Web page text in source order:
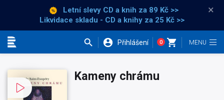
Letní slevy CD a knih za 89 Kč >>
Likvidace skladu - CD a knihy za 25 Kč >>
×
Přihlášení 0
Kameny chrámu